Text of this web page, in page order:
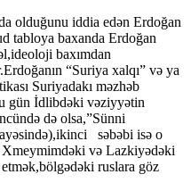
olduğunu iddia edən Erdoğan
tabloya baxanda Erdoğan
baxımdan
“Suriya xalqı” və ya
Suriyadakı məzhəb
gün İdlibdəki vəziyyətin
də olsa,”Sünni
səbəbi isə o
Xmeymimdəki və Lazkiyədəki
ruslara göz